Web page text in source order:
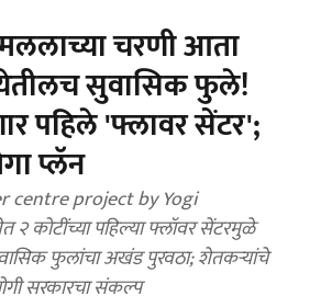
चरणी आता
सुवासिक फुले!
पहिले 'फ्लावर सेंटर';
प्लॅन
centre project by Yogi
कोटींच्या पहिल्या फ्लॉवर सेंटरमुळे
फुलांचा अखंड पुरवठा; शेतकऱ्यांचे
सरकारचा संकल्प